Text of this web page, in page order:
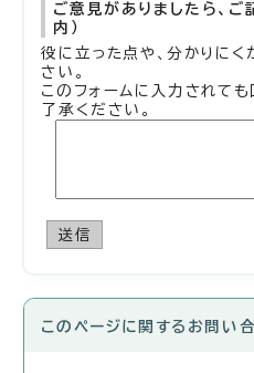
ご意見がありましたら、
内）
役に立った点や、分かりに
さい。
このフォームに入力されて
了承ください。
送信
このページに関する お問い